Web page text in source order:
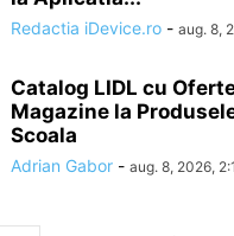
Redactia iDevice.ro - aug. 8,
Catalog LIDL cu
Magazine la
Scoala
Adrian Gabor - aug. 8, 2026,